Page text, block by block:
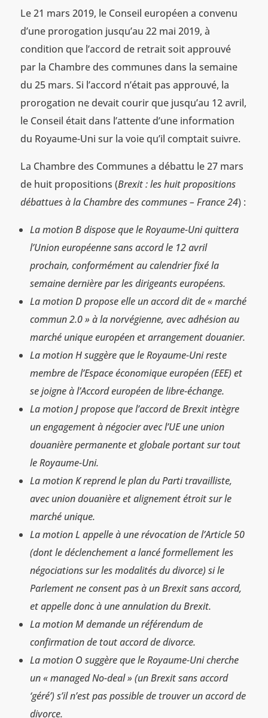
Le 21 mars 2019, le Conseil européen a convenu
d’une prorogation jusqu’au 22 mai 2019, à
condition que l’accord de retrait soit approuvé
par la Chambre des communes dans la semaine
du 25 mars. Si l’accord n’était pas approuvé, la
prorogation ne devait courir que jusqu’au 12 avril,
le Conseil était dans l’attente d’une information
du Royaume-Uni sur la voie qu’il comptait suivre.
La Chambre des Communes a débattu le 27 mars
de huit propositions (Brexit : les huit propositions
débattues à la Chambre des communes – France 24) :
La motion B dispose que le Royaume-Uni quittera
l’Union européenne sans accord le 12 avril
prochain, conformément au calendrier fixé la
semaine dernière par les dirigeants européens.
La motion D propose elle un accord dit de « marché
commun 2.0 » à la norvégienne, avec adhésion au
marché unique européen et arrangement douanier.
La motion H suggère que le Royaume-Uni reste
membre de l’Espace économique européen (EEE) et
se joigne à l’Accord européen de libre-échange.
La motion J propose que l’accord de Brexit intègre
un engagement à négocier avec l’UE une union
douanière permanente et globale portant sur tout
le Royaume-Uni.
La motion K reprend le plan du Parti travailliste,
avec union douanière et alignement étroit sur le
marché unique.
La motion L appelle à une révocation de l’Article 50
(dont le déclenchement a lancé formellement les
négociations sur les modalités du divorce) si le
Parlement ne consent pas à un Brexit sans accord,
et appelle donc à une annulation du Brexit.
La motion M demande un référendum de
confirmation de tout accord de divorce.
La motion O suggère que le Royaume-Uni cherche
un « managed No-deal » (un Brexit sans accord
‘géré’) s’il n’est pas possible de trouver un accord de
divorce.